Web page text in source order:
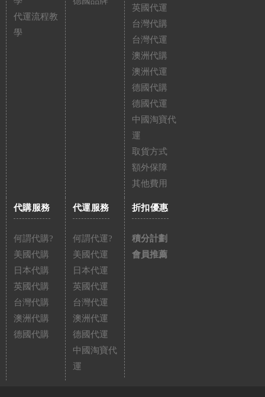
代運流程教
學
英國代運
台灣代購
台灣代運
澳洲代購
澳洲代運
德國代購
德國代運
中國淘寶代
運
取貨方式
額外保障
其他費用
代購服務
何謂代購?
美國代購
日本代購
英國代購
台灣代購
澳洲代購
德國代購
代運服務
何謂代運?
美國代運
日本代運
英國代運
台灣代運
澳洲代運
德國代運
中國淘寶代
運
折扣優惠
積分計劃
會員推薦